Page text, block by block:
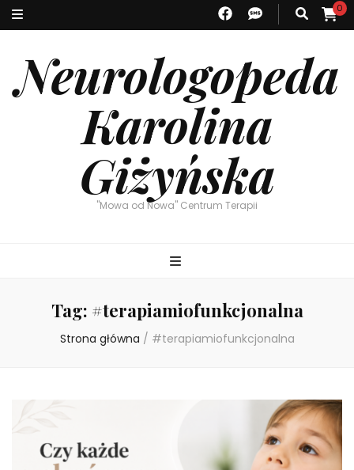
0
Neurologopeda
Karolina
Giżyńska
"Mowa od Nowa" Centrum Terapii
Tag: #terapiamiofunkcjonalna
Strona główna / #terapiamiofunkcjonalna